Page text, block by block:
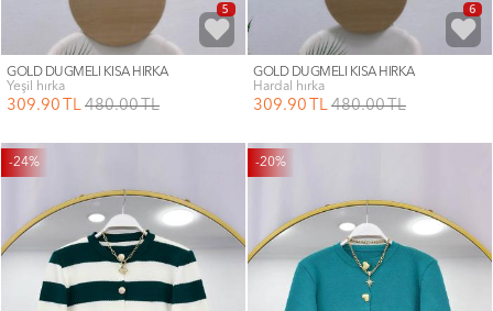
5
GOLD DÜĞMELİ KISA HIRKA
yeşil hırka
309.90 TL 480.00TL
6
GOLD DÜĞMELİ KISA HIRKA
hardal hırka
309.90 TL 480.00TL
-24% -20%